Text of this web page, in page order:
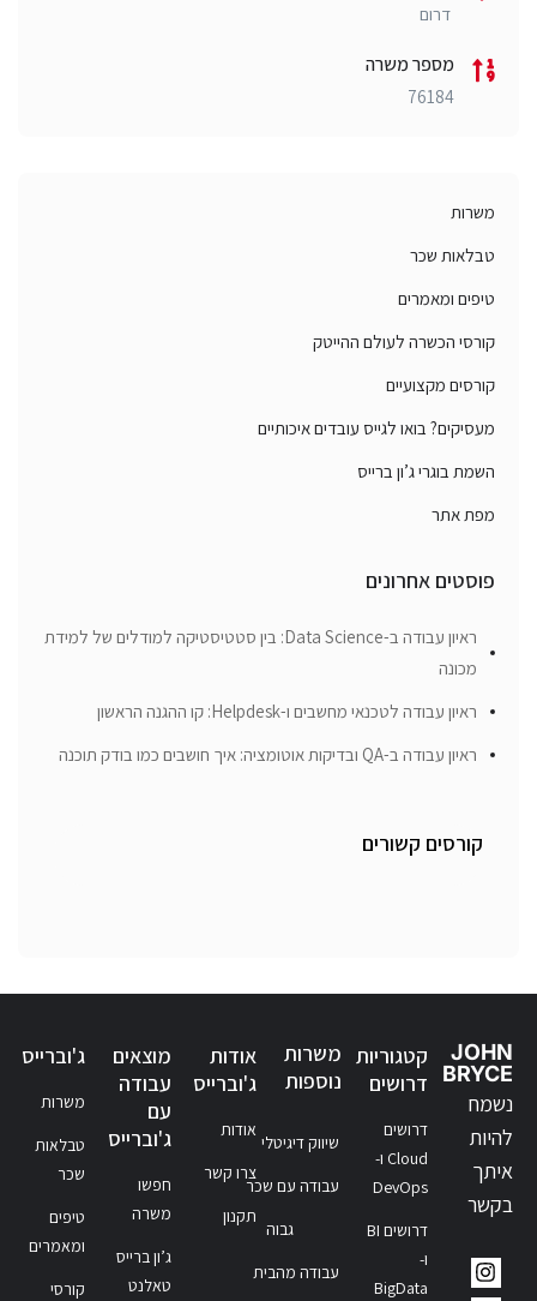
דרום
מספר משרה
76184
משרות
טבלאות שכר
טיפים ומאמרים
קורסי הכשרה לעולם ההייטק
קורסים מקצועיים
מעסיקים? בואו לגייס עובדים איכותיים
השמת בוגרי ג’ון ברייס
מפת אתר
פוסטים אחרונים
ראיון עבודה ב-Data Science: בין סטטיסטיקה למודלים של למידת
מכונה
ראיון עבודה לטכנאי מחשבים ו-Helpdesk: קו ההגנה הראשון
ראיון עבודה ב-QA ובדיקות אוטומציה: איך חושבים כמו בודק תוכנה
קורסים קשורים
JOHN
BRYCE
נשמח
להיות
איתך
בקשר
קטגוריות
דרושים
דרושים
Cloud ו-
DevOps
דרושים BI
ו-
BigData
משרות
נוספות
שיווק דיגיטלי
עבודה עם שכר
גבוה
עבודה מהבית
אודות
ג'וברייס
אודות
צרו קשר
תקנון
מוצאים
עבודה
עם
ג'וברייס
חפשו
משרה
ג’ון ברייס
טאלנט
ג'וברייס
משרות
טבלאות
שכר
טיפים
ומאמרים
קורסי